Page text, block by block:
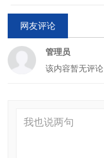
网友评论
管理员
该内容暂无评论